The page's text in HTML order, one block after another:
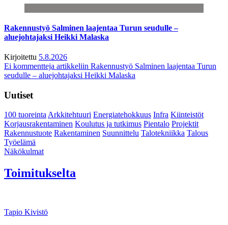
Rakennustyö Salminen laajentaa Turun seudulle –
aluejohtajaksi Heikki Malaska
Kirjoitettu 5.8.2026
Ei kommentteja artikkeliin Rakennustyö Salminen laajentaa Turun
seudulle – aluejohtajaksi Heikki Malaska
Uutiset
100 tuoreintaArkkitehtuuri Energiatehokkuus Infra Kiinteistöt
Korjausrakentaminen Koulutus ja tutkimus Pientalo Projektit
Rakennustuote Rakentaminen Suunnittelu Talotekniikka Talous
Työelämä
Näkökulmat
Toimitukselta
Tapio Kivistö